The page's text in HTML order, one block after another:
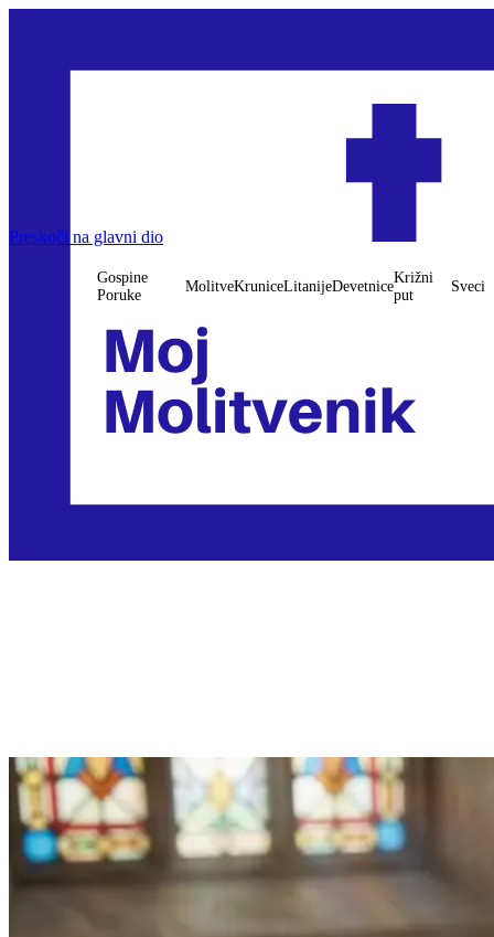
Preskoči na glavni dioGospine Poruke
Krunice
Litanije
Devetnice
Sveci